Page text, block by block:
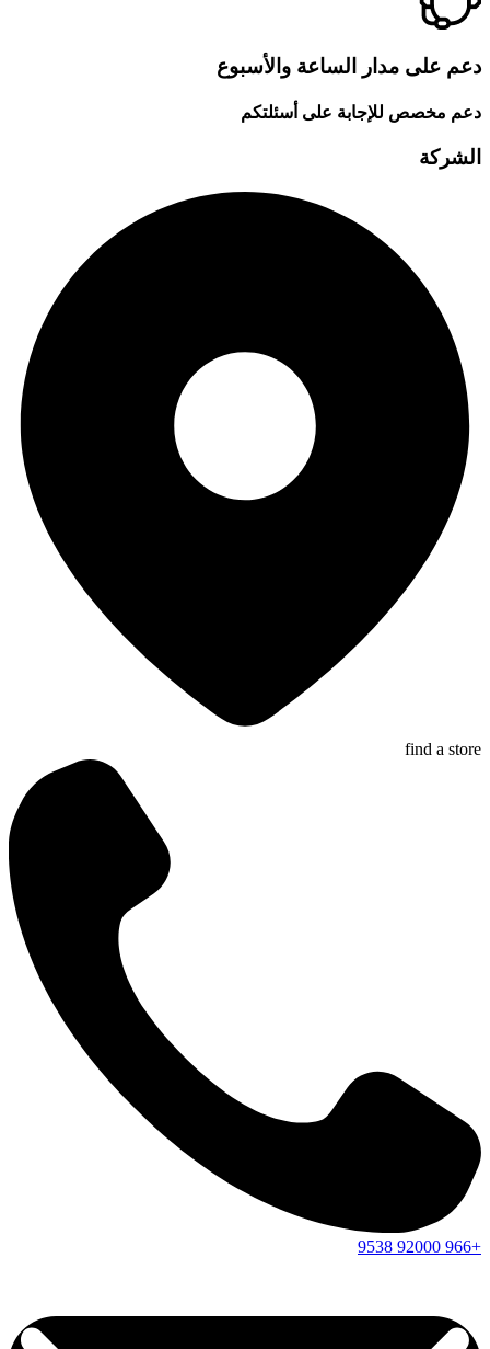
دعم على مدار الساعة والأسبوع
دعم مخصص للإجابة على أسئلتكم
الشركة
find a store
+966
92000
9538